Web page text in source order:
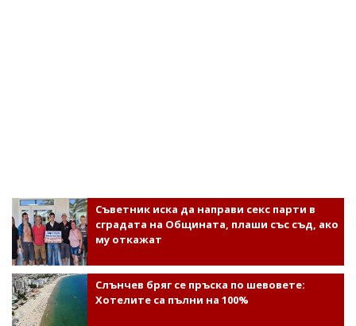
Съветник иска да направи секс парти в
сградата на Общината, плаши със съд, ако
му откажат
Слънчев бряг се пръска по шевовете:
Хотелите са пълни на 100%